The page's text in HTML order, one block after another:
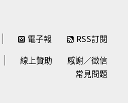
電子報 RSS訂閱
線上贊助
感謝／徵信
常見問題